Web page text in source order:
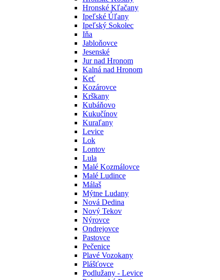
Hronské Kľačany
Ipeľské Úľany
Ipeľský Sokolec
Iňa
Jabloňovce
Jesenské
Jur nad Hronom
Kalná nad Hronom
Keť
Kozárovce
Krškany
Kubáňovo
Kukučínov
Kuraľany
Levice
Lok
Lontov
Lula
Malé Kozmálovce
Malé Ludince
Málaš
Mýtne Ludany
Nová Dedina
Nový Tekov
Nýrovce
Ondrejovce
Pastovce
Pečenice
Plavé Vozokany
Plášťovce
Podlužany - Levice